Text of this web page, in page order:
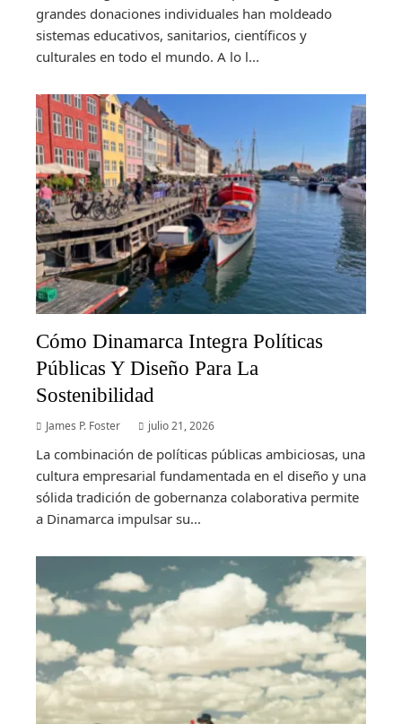
grandes donaciones individuales han moldeado
sistemas educativos, sanitarios, científicos y
culturales en todo el mundo. A lo l...
Cómo Dinamarca Integra Políticas
Públicas Y Diseño Para La
Sostenibilidad
James P. Foster julio 21, 2026
La combinación de políticas públicas ambiciosas, una
cultura empresarial fundamentada en el diseño y una
sólida tradición de gobernanza colaborativa permite
a Dinamarca impulsar su...